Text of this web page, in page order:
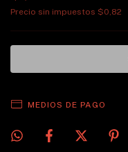
Precio sin impuestos $0,82
MEDIOS DE PAGO